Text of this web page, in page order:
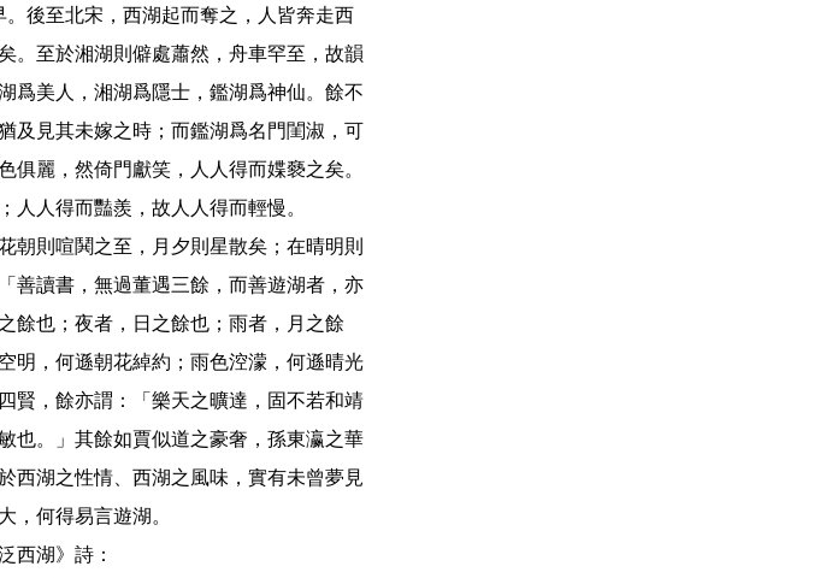
後至北宋，西湖起而奪之，人皆奔走西
。至於湘湖則僻處蕭然，舟車罕至，故韻
爲美人，湘湖爲隱士，鑑湖爲神仙。餘不
及見其未嫁之時；而鑑湖爲名門閨淑，可
麗，然倚門獻笑，人人得而媟褻之矣。
人人得而豔羨，故人人得而輕慢。
朝則喧鬨之至，月夕則星散矣；在晴明則
善讀書，無過董遇三餘，而善遊湖者，亦
餘也；夜者，日之餘也；雨者，月之餘
明，何遜朝花綽約；雨色涳濛，何遜晴光
賢，餘亦謂：「樂天之曠達，固不若和靖
也。」其餘如賈似道之豪奢，孫東瀛之華
西湖之性情、西湖之風味，實有未曾夢見
，何得易言遊湖。
西湖》詩：